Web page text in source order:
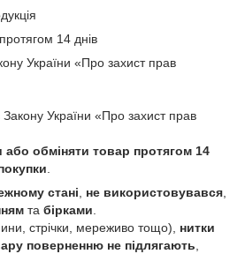
14 днів
України «Про захист прав
України «Про захист прав
або обміняти товар протягом 14
стані не використовувався
та бірками
стрічки, мереживо тощо), нитки
поверненню не підлягають